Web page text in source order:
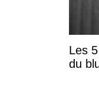
Les
du